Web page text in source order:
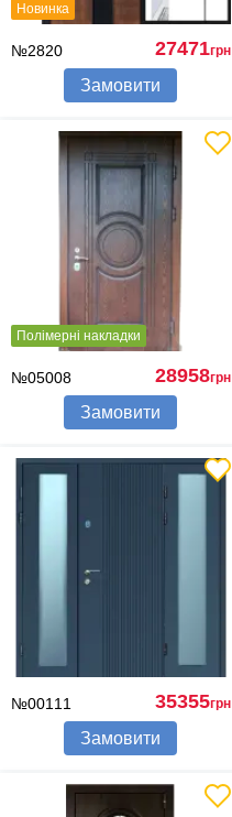
Новинка
№2820 27471грн
Замовити
Полімерні накладки
№05008 28958грн
Замовити
№00111 35355грн
Замовити